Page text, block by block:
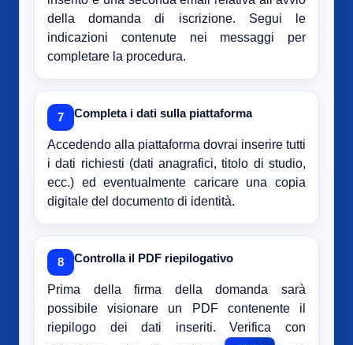
della domanda di iscrizione. Segui le
indicazioni contenute nei messaggi per
completare la procedura.
7 Completa i dati sulla piattaforma
Accedendo alla piattaforma dovrai inserire tutti
i dati richiesti (dati anagrafici, titolo di studio,
ecc.) ed eventualmente caricare una copia
digitale del documento di identità.
8 Controlla il PDF riepilogativo
Prima della firma della domanda sarà
possibile visionare un PDF contenente il
riepilogo dei dati inseriti. Verifica con